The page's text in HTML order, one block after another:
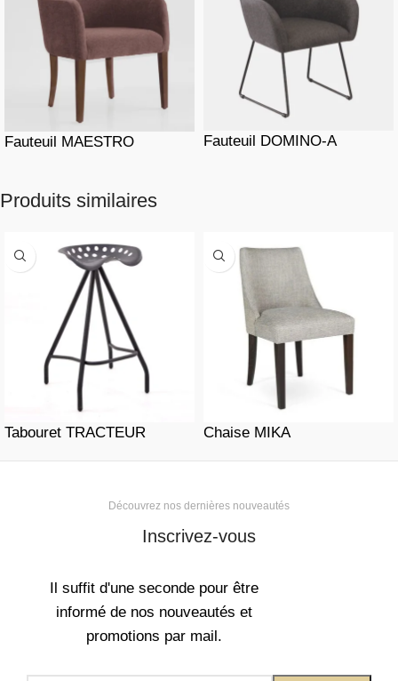
Fauteuil MAESTRO Fauteuil DOMINO-A
Produits similaires
Tabouret TRACTEUR Chaise MIKA
Découvrez nos dernières nouveautés
Inscrivez-vous
Il suffit d'une seconde pour être
informé de nos nouveautés et
promotions par mail.